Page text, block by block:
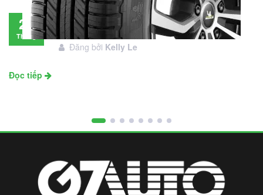
28
Tháng
Đánh giá lốp Michelin Primacy SUV: Đáng
đầu tư không?
Đăng bởi Kelly Le
Đọc tiếp